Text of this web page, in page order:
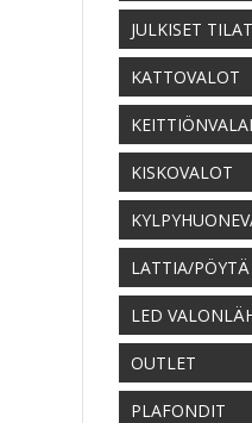
JULKISET TILAT
KATTOVALOT
KISKOVALOT
LATTIA/PÖYTÄ
LED
OUTLET
PLAFONDIT